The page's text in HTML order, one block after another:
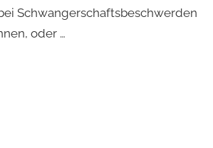
Schwangerschaftsbeschwerden
oder …